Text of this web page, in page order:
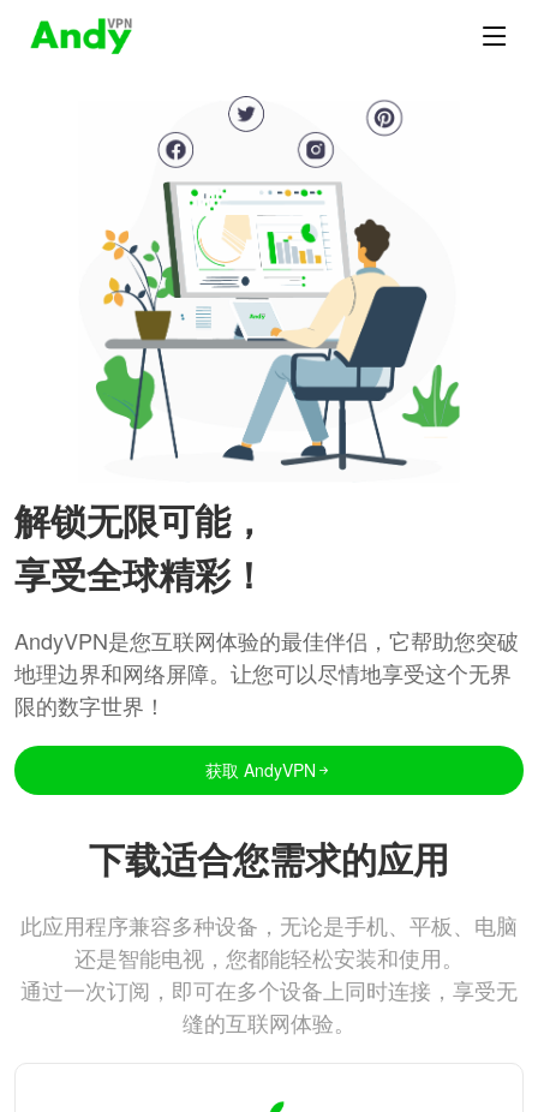
解锁无限可能，
享受全球精彩！
AndyVPN是您互联网体验的最佳伴侣，它帮助您突破
地理边界和网络屏障。让您可以尽情地享受这个无界
限的数字世界！
获取 AndyVPN
下载适合您需求的应用
此应用程序兼容多种设备，无论是手机、平板、电脑
还是智能电视，您都能轻松安装和使用。
通过一次订阅，即可在多个设备上同时连接，享受无
缝的互联网体验。